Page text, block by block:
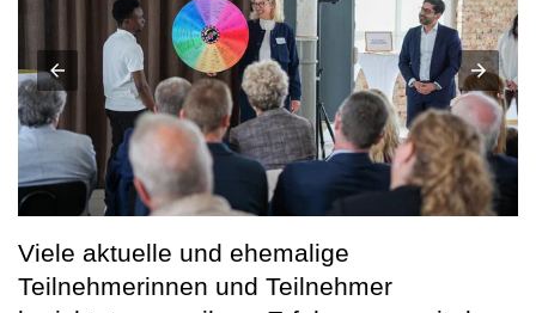
Viele aktuelle und ehemalige
Teilnehmerinnen und Teilnehmer